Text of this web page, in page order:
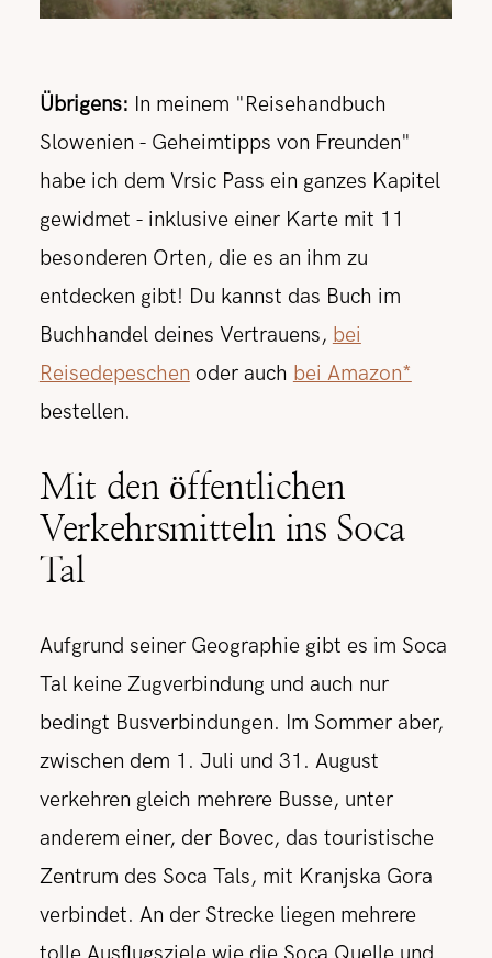
Übrigens: In meinem "Reisehandbuch
Slowenien - Geheimtipps von Freunden"
habe ich dem Vrsic Pass ein ganzes Kapitel
gewidmet - inklusive einer Karte mit 11
besonderen Orten, die es an ihm zu
entdecken gibt! Du kannst das Buch im
Buchhandel deines Vertrauens, bei
Reisedepeschen oder auch bei Amazon*
bestellen.
Mit den öffentlichen
Verkehrsmitteln ins Soca
Tal
Aufgrund seiner Geographie gibt es im Soca
Tal keine Zugverbindung und auch nur
bedingt Busverbindungen. Im Sommer aber,
zwischen dem 1. Juli und 31. August
verkehren gleich mehrere Busse, unter
anderem einer, der Bovec, das touristische
Zentrum des Soca Tals, mit Kranjska Gora
verbindet. An der Strecke liegen mehrere